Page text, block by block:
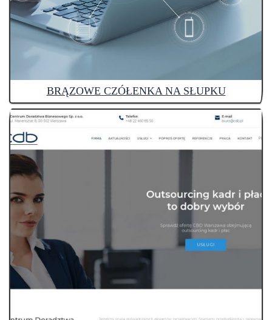
BRĄZOWE CZÓŁENKA NA SŁUPKU